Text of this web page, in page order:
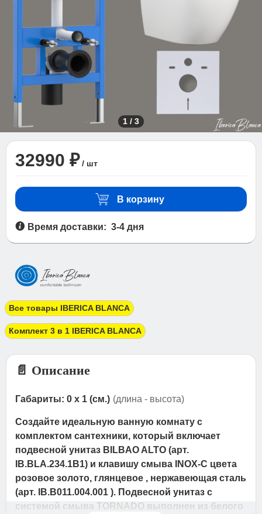
1 / 3
32990 ₽ / шт
В корзину
Время доставки: 3-4 дня
Все товары IBERICA BLANCA
Комплект 3 в 1 IBERICA BLANCA
📄 Описание
Габариты: 0 x 1 (см.) (длина - высота)
Создайте идеальную ванную комнату с
комплектом сантехники, который включает
подвесной унитаз BILBAO ALTO (арт.
IB.BLA.234.1B1) и клавишу смыва INOX-C цвета
розовое золото, глянцевое , нержавеющая сталь
(арт. IB.B011.004.001 ). Подвесной унитаз с
системой смыва TORNADO выполнен из белого